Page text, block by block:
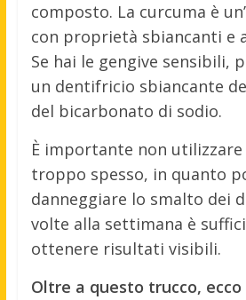
composto. La curcuma è
con proprietà sbiancanti e
Se hai le gengive sensibili,
un dentifricio sbiancante
del bicarbonato di sodio.
È importante non
troppo spesso, in quanto
danneggiare lo smalto dei
volte alla settimana è
ottenere risultati visibili.
Oltre a questo trucco,